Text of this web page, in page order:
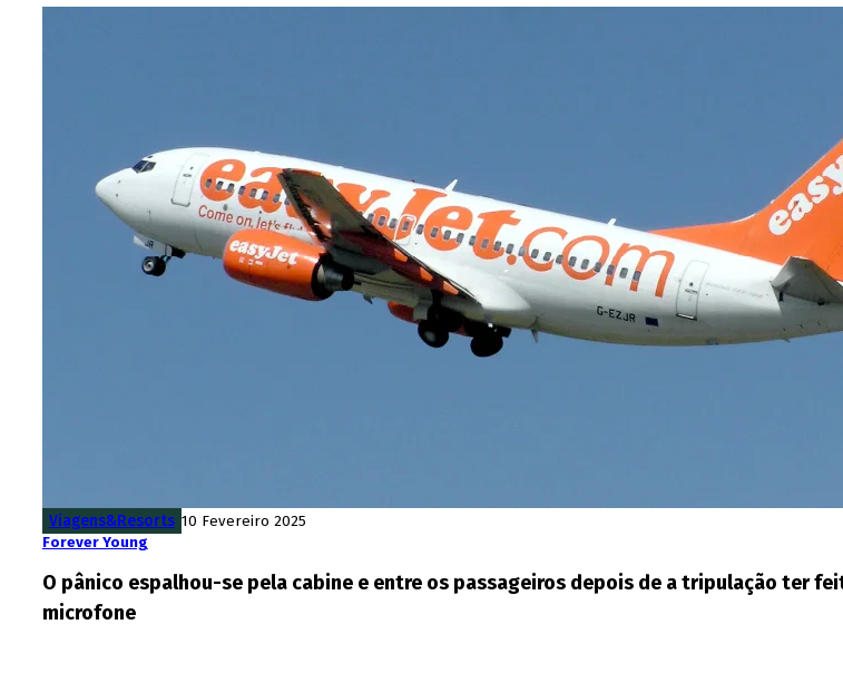
Viagens&Resorts 10 Fevereiro 2025
Forever Young
O pânico espalhou-se pela cabine e entre os passageiros depois de a tripulação ter
microfone